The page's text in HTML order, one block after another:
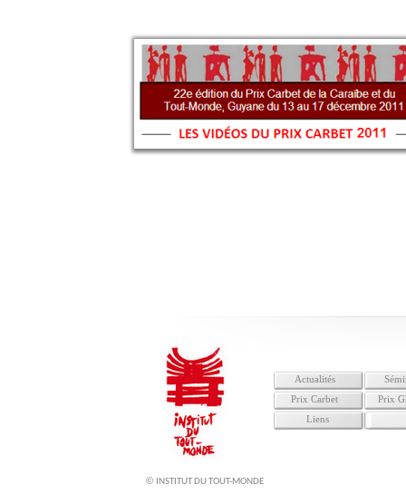
© INSTITUT DU TOUT-MONDE
Actualités
Prix Carbet
Prix
Liens